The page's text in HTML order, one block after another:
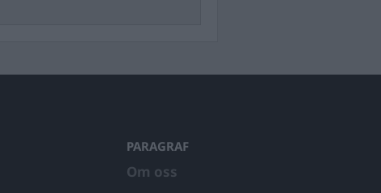
PARAGRAF
Om oss